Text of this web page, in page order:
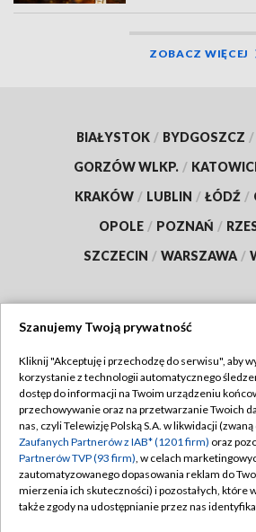
ZOBACZ WIĘCEJ
BIAŁYSTOK / BYDGOSZCZ /
GORZÓW WLKP. /
KRAKÓW / LUBLIN / ŁÓDŹ /
OPOLE / POZNAŃ /
SZCZECIN / WARSZAWA /
TVP
Abonament TVP
Emisja w TVP
Centrum informacji TVP
Naziemna Telewizja Cyfrowa
Regulamin TVP
Polityka
Moje zgody
Pomoc
Szanujemy Twoją prywatność
Kliknij "Akceptuję i przechodzę do serwisu", aby
korzystanie z technologii automatycznego
dostęp do informacji na Twoim urządzeniu
przechowywanie oraz na przetwarzanie Twoich
nas, czyli Telewizję Polską S.A. w likwidacji
Zaufanych Partnerów z IAB* (1201 firm) oraz
Partnerów TVP (93 firm), w celach
zautomatyzowanego dopasowania reklam do
mierzenia ich skuteczności) i pozostałych, które
także zgody na udostępnianie przez nas